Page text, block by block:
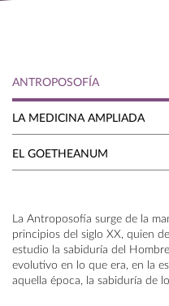
ANTROPOSOFÍA
LA MEDICINA AMPLIADA
EL GOETHEANUM
La Antroposofía surge de la
principios del siglo XX, quien
estudio la sabiduría del
evolutivo en lo que era, en la
aquella época, la sabiduría de